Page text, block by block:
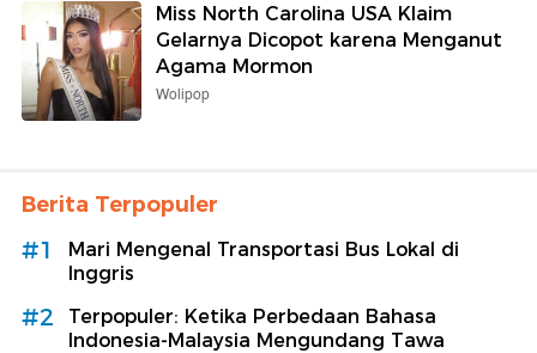
Miss North Carolina USA Klaim
Gelarnya Dicopot karena Menganut
Agama Mormon
Wolipop
Berita Terpopuler
#1
Mari Mengenal Transportasi Bus Lokal di
Inggris
#2
Terpopuler: Ketika Perbedaan Bahasa
Indonesia-Malaysia Mengundang Tawa